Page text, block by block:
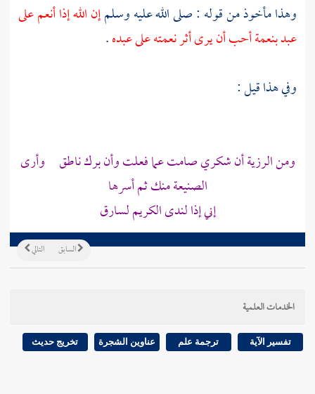
وهذا مأخوذ من قوله : صلى الله عليه وسلمإن الله إذا أنعم على
عبد بنعمة أحب أن يرى أثر نعمته على عبده.
وفي هذا قيل :
ومن الرزية أن شكري صامت عما فعلت وأن برك ناطق وأرى
الصنيعة منك ثم أسرها
إني إذا لندى الكريم لسارق
التالي السابق
الخدمات العلمية
تفسير الآية ترجمة علم عناوين الشجرة تخريج حديث